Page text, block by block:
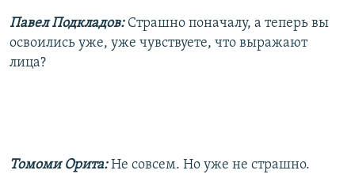
Павел Подкладов: Страшно поначалу, а теперь вы
освоились уже, уже чувствуете, что выражают
лица?
Томоми Орита:Не совсем. Но уже не страшно.